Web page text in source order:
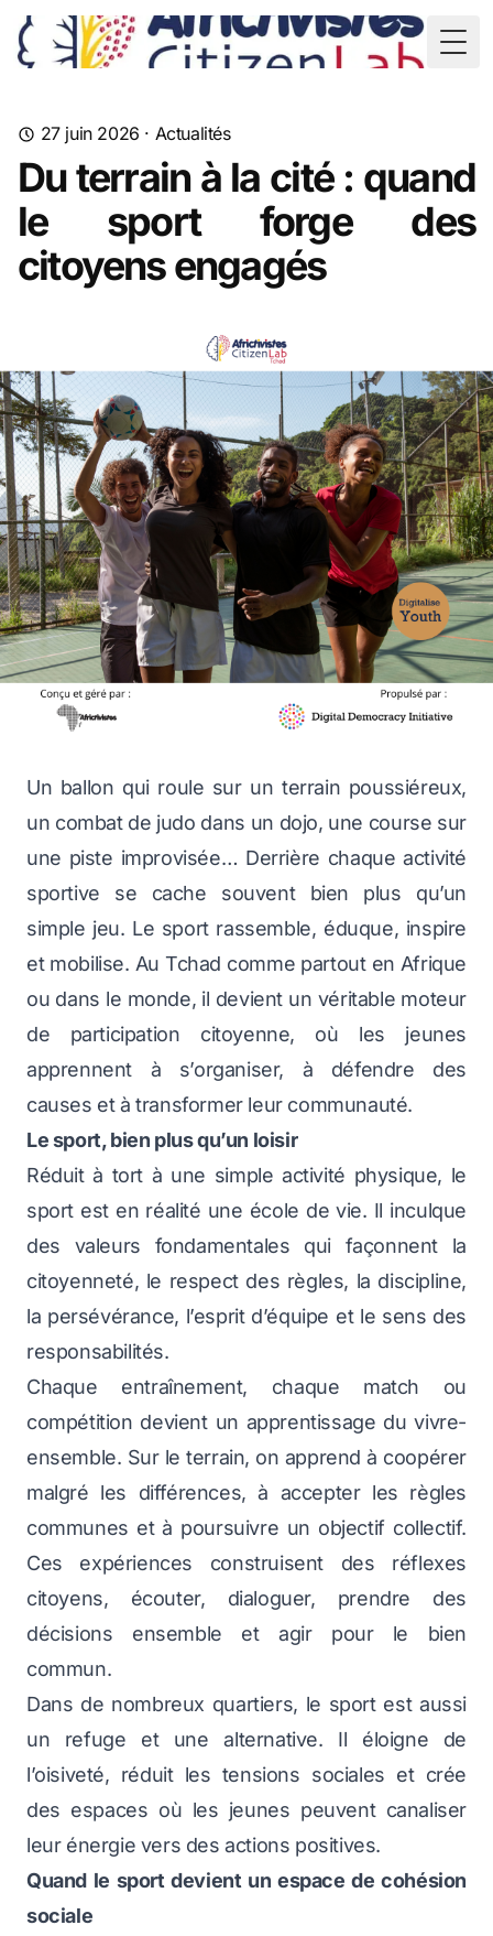
TD
27 juin 2026 · Actualités
Du terrain à la cité : quand
le sport forge des
citoyens engagés
Un ballon qui roule sur un terrain poussiéreux,
un combat de judo dans un dojo, une course sur
une piste improvisée… Derrière chaque activité
sportive se cache souvent bien plus qu’un
simple jeu. Le sport rassemble, éduque, inspire
et mobilise. Au Tchad comme partout en Afrique
ou dans le monde, il devient un véritable moteur
de participation citoyenne, où les jeunes
apprennent à s’organiser, à défendre des
causes et à transformer leur communauté.
Le sport, bien plus qu’un loisir
Réduit à tort à une simple activité physique, le
sport est en réalité une école de vie. Il inculque
des valeurs fondamentales qui façonnent la
citoyenneté, le respect des règles, la discipline,
la persévérance, l’esprit d’équipe et le sens des
responsabilités.
Chaque entraînement, chaque match ou
compétition devient un apprentissage du vivre-
ensemble. Sur le terrain, on apprend à coopérer
malgré les différences, à accepter les règles
communes et à poursuivre un objectif collectif.
Ces expériences construisent des réflexes
citoyens, écouter, dialoguer, prendre des
décisions ensemble et agir pour le bien
commun.
Dans de nombreux quartiers, le sport est aussi
un refuge et une alternative. Il éloigne de
l’oisiveté, réduit les tensions sociales et crée
des espaces où les jeunes peuvent canaliser
leur énergie vers des actions positives.
Quand le sport devient un espace de cohésion
sociale